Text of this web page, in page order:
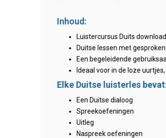
Inhoud:
Luistercursus Duits
Duitse lessen met
Een begeleidende
Ideaal voor in de loze
Elke Duitse luisterles
Een Duitse dialoog
Spreekoefeningen
Uitleg
Naspreek oefeningen